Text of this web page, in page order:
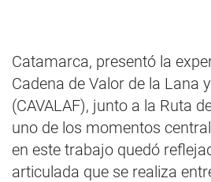
Catamarca, presentó la
Cadena de Valor de la Lana
(CAVALAF), junto a la Ruta
uno de los momentos
en este trabajo quedó
articulada que se realiza